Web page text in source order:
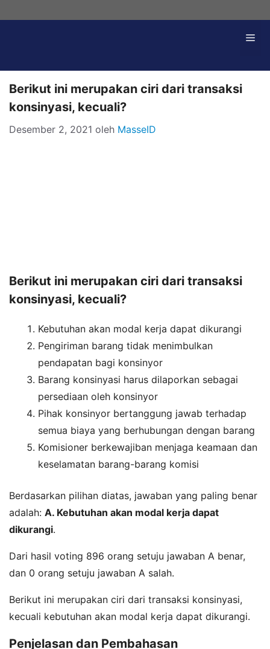
Berikut ini merupakan ciri dari transaksi
konsinyasi, kecuali?
Desember 2, 2021 oleh MasseID
Berikut ini merupakan ciri dari transaksi
konsinyasi, kecuali?
Kebutuhan akan modal kerja dapat dikurangi
Pengiriman barang tidak menimbulkan
pendapatan bagi konsinyor
Barang konsinyasi harus dilaporkan sebagai
persediaan oleh konsinyor
Pihak konsinyor bertanggung jawab terhadap
semua biaya yang berhubungan dengan barang
Komisioner berkewajiban menjaga keamaan dan
keselamatan barang-barang komisi
Berdasarkan pilihan diatas, jawaban yang paling benar
adalah: A. Kebutuhan akan modal kerja dapat
dikurangi.
Dari hasil voting 896 orang setuju jawaban A benar,
dan 0 orang setuju jawaban A salah.
Berikut ini merupakan ciri dari transaksi konsinyasi,
kecuali kebutuhan akan modal kerja dapat dikurangi.
Penjelasan dan Pembahasan